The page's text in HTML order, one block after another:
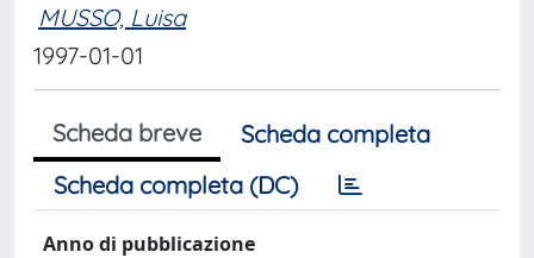
MUSSO, Luisa
1997-01-01
Scheda breve
Scheda completa
Scheda completa (DC)
Anno di pubblicazione